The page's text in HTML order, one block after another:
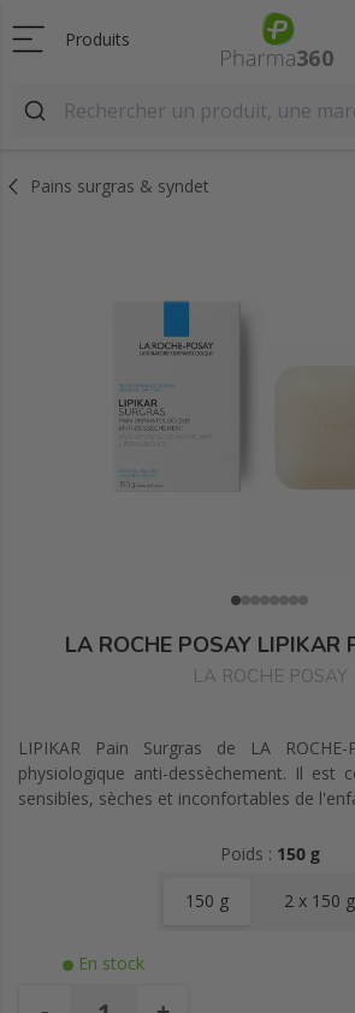
Produits
Pains surgras & syndet
LA ROCHE POSAY LIPIKAR
LA ROCHE POSAY
LIPIKAR Pain Surgras de LA
physiologique anti-dessèchement. Il est
sensibles, sèches et inconfortables de
Poids : 150 g
150 g 2 x 150 g
En stock